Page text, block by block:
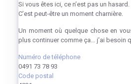
Si vous êtes ici, ce n’est pas un hasard.
C’est peut-être un moment charnière.
Un moment où quelque chose en
plus continuer comme ça… j’ai besoin
Numéro de téléphone
0491 73 78 93
Code postal